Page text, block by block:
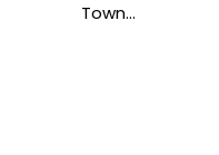
Town...